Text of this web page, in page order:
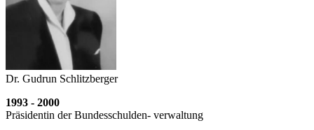
Dr. Gudrun Schlitzberger
1993 - 2000
Präsidentin der Bundesschulden- verwaltung